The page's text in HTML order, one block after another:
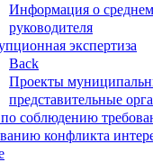
Информация о
руководителя
экспертиза
Back
Проекты
представительные
соблюдению
конфликта